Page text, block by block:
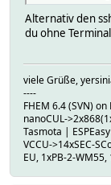
Alternativ den
du ohne
viele Grüße,
----
FHEM 6.4 (SVN)
nanoCUL-
Tasmota | ESPEasy
VCCU->14xSEC-
EU, 1xPB-2-WM55,